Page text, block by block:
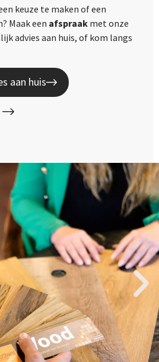
keuze te maken of een
Maak een afspraak met onze
advies aan huis, of kom langs
aan huis